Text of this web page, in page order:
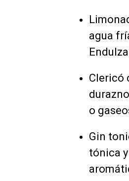
agua
Clericó
o
Gin
tónica